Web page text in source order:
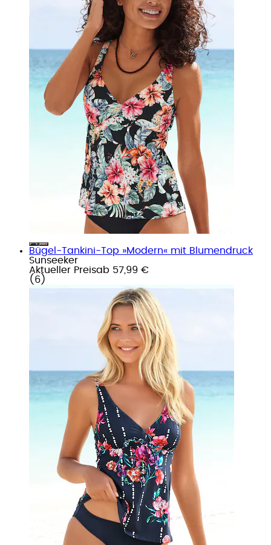
Bügel-Tankini-Top »Modern« mit Blumendruck
Sunseeker
Aktueller Preisab 57,99 €
( 6 )